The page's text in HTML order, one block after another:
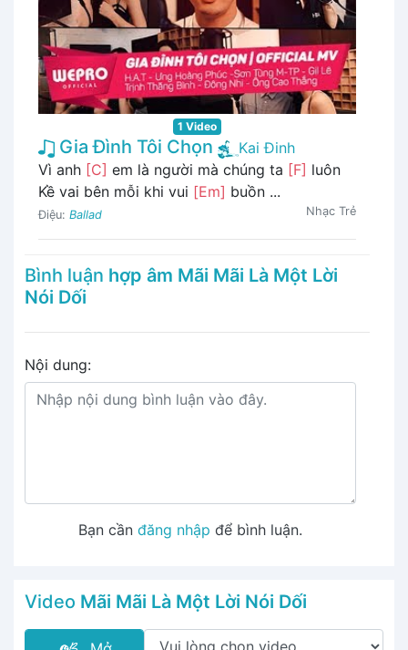
1 Video
Gia Đình Tôi Chọn
Kai Đinh
Vì anh [C] em là người mà chúng ta [F] luôn
Kề vai bên mỗi khi vui [Em] buồn ...
Điệu: Ballad Nhạc Trẻ
Bình luận hợp âm Mãi Mãi Là Một Lời
Nói Dối
Nội dung:
Bạn cần đăng nhập để bình luận.
Video Mãi Mãi Là Một Lời Nói Dối